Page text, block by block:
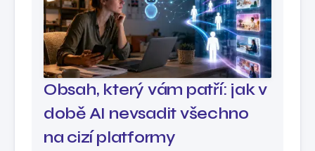
Obsah, který vám patří: jak v
době AI nevsadit všechno
na cizí platformy